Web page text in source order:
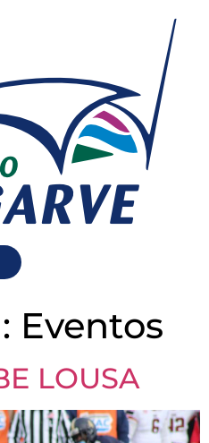
Eventos
LOUSA